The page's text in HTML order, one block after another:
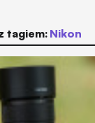
tagiem: Nikon